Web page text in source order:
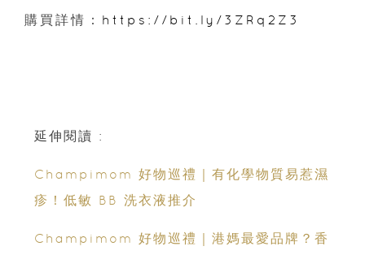
購買詳情： https://bit.ly/3ZRq2Z3
延伸閱讀 :
Champimom 好物巡禮｜有化學物質易惹濕
疹！低敏 BB 洗衣液推介
Champimom 好物巡禮｜港媽最愛品牌？香